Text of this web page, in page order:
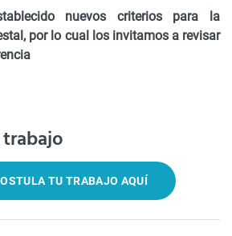
nuevos criterios para la
por lo cual los invitamos a revisar
TU TRABAJO AQUÍ